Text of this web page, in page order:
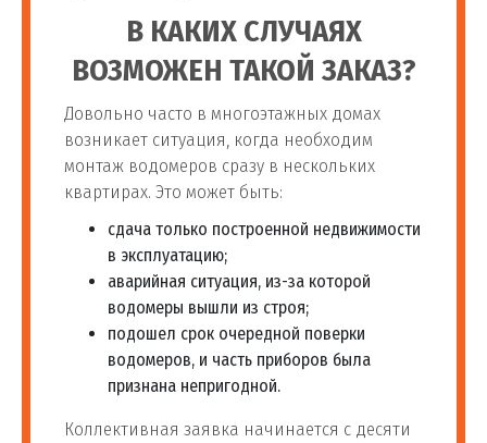
В КАКИХ СЛУЧАЯХ
ВОЗМОЖЕН ТАКОЙ ЗАКАЗ?
Довольно часто в многоэтажных домах
возникает ситуация, когда необходим
монтаж водомеров сразу в нескольких
квартирах. Это может быть:
сдача только построенной недвижимости
в эксплуатацию;
аварийная ситуация, из-за которой
водомеры вышли из строя;
подошел срок очередной поверки
водомеров, и часть приборов была
признана непригодной.
Коллективная заявка начинается с десяти